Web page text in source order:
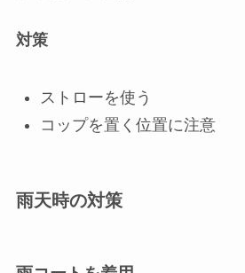
対策
ストローを使う
コップを置く位置に注意
雨天時の対策